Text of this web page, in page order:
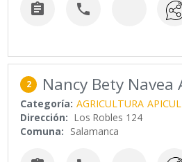
 
2 Nancy Bety Navea
Categoría: AGRICULTURA
Dirección: Los Robles 124
Comuna: Salamanca